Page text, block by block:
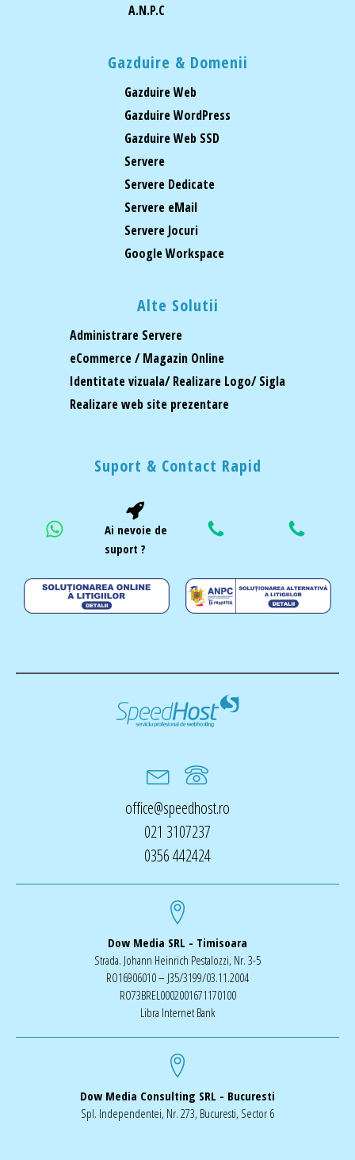
A.N.P.C
Gazduire & Domenii
Gazduire Web
Gazduire WordPress
Gazduire Web SSD
Servere
Servere Dedicate
Servere eMail
Servere Jocuri
Google Workspace
Alte Solutii
Administrare Servere
eCommerce / Magazin Online
Identitate vizuala/ Realizare Logo/ Sigla
Realizare web site prezentare
Suport & Contact Rapid
Ai nevoie de
suport ?
office@speedhost.ro
021 3107237
0356 442424
Dow Media SRL - Timisoara
Strada. Johann Heinrich Pestalozzi, Nr. 3-5
RO16906010 – J35/3199/03.11.2004
RO73BREL0002001671170100
Libra Internet Bank
Dow Media Consulting SRL - Bucuresti
Spl. Independentei, Nr. 273, Bucuresti, Sector 6